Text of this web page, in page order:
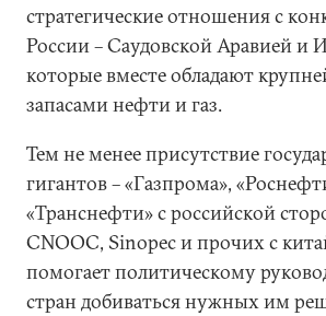
стратегические отношения с
России – Саудовской Аравией и
которые вместе обладают
запасами нефти и газ.
Тем не менее присутствие
гигантов – «Газпрома»,
«Транснефти» с российской
CNOOC, Sinopec и прочих с
помогает политическому
стран добиваться нужных им